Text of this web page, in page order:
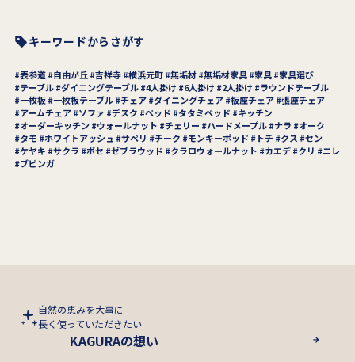
キーワードからさがす
表参道 自由が丘 吉祥寺 横浜元町 無垢材 無垢材家具 家具
家具選び
テーブル ダイニングテーブル 4人掛け 6人掛け 2人掛け
ラウンドテーブル
一枚板 一枚板テーブル チェア ダイニングチェア 板座チェア 張座チェア
アームチェア
ソファ デスク ベッド タタミベッド
キッチン
オーダーキッチン
ウォールナット チェリー ハードメープル ナラ
オーク
タモ
ホワイトアッシュ サペリ チーク モンキーポッド トチ クス
セン
ケヤキ
サクラ ボセ ゼブラウッド クラロウォールナット カエデ クリ
ニレ
ブビンガ
自然の恵みを大事に
長く使っていただきたい
KAGURAの想い